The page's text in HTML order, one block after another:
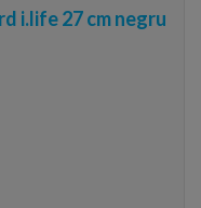
i.life 27 cm negru